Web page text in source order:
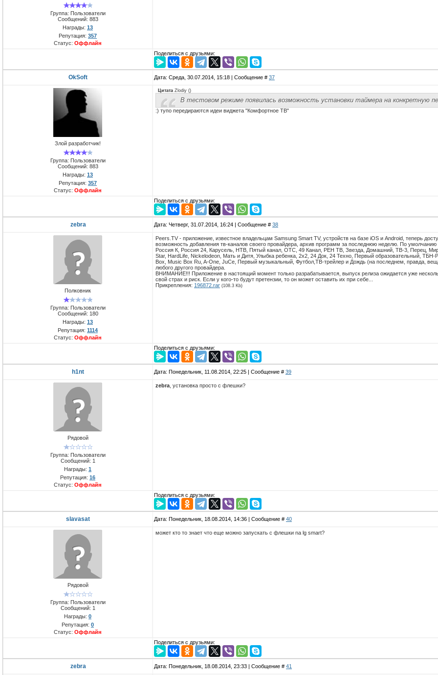
Группа: Пользователи
Сообщений: 883
Награды: 13
Репутация: 357
Статус: Оффлайн
Поделиться с друзьями:
OkSoft Дата: Среда, 30.07.2014, 15:18 | Сообщение # 37
Злой разработчик!
Группа: Пользователи
Сообщений: 883
Награды: 13
Репутация: 357
Статус: Оффлайн
Цитата Zlodiy ()
В тестовом режиме появилась возможность установки таймера на конкретную
:) тупо передираются идеи виджета "Комфортное ТВ"
Поделиться с друзьями:
zebra Дата: Четверг, 31.07.2014, 16:24 | Сообщение # 38
Полковник
Группа: Пользователи
Сообщений: 180
Награды: 13
Репутация: 1114
Статус: Оффлайн
Peers.TV - приложение, известное владельцам Samsung Smart TV, устройств на базе iOS и Android, теперь
возможность добавления тв-каналов своего провайдера, архив программ за последнюю неделю. По
Россия К, Россия 24, Карусель, НТВ, Пятый канал, ОТС, 49 Канал, РЕН ТВ, Звезда, Домашний, ТВ-3, Перец,
Star, HardLife, Nickelodeon, Мать и Дитя, Улыбка ребенка, 2x2, 24 Док, 24 Техно, Первый образовательный,
Box, Music Box Ru, A-One, JuCe, Первый музыкальный, Футбол,ТВ-трейлер и Дождь (на последнем, правда,
любого другого провайдера.
ВНИМАНИЕ!!! Приложение в настоящий момент только разрабатывается, выпуск релиза ожидается уже
свой страх и риск. Если у кого-то будут претензии, то он может оставить их при себе...
Прикрепления: 196872.rar (108.3 Kb)
Поделиться с друзьями:
h1nt Дата: Понедельник, 11.08.2014, 22:25 | Сообщение # 39
Рядовой
Группа: Пользователи
Сообщений: 1
Награды: 1
Репутация: 16
Статус: Оффлайн
zebra , установка просто с флешки?
Поделиться с друзьями:
slavasat Дата: Понедельник, 18.08.2014, 14:36 | Сообщение # 40
Рядовой
Группа: Пользователи
Сообщений: 1
Награды: 0
Репутация: 0
Статус: Оффлайн
может кто то знает что еще можно запускать с флешки na lg smart?
Поделиться с друзьями:
zebra Дата: Понедельник, 18.08.2014, 23:33 | Сообщение # 41